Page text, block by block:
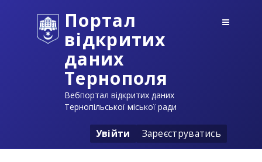
Портал
відкритих
даних
Тернополя
Вебпортал відкритих даних
Тернопільської міської ради
Увійти Зареєструватись